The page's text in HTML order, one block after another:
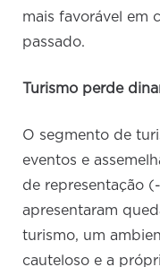
mais favorável em
passado.
Turismo perde
O segmento de
eventos e
de representação
apresentaram
turismo, um
cauteloso e a